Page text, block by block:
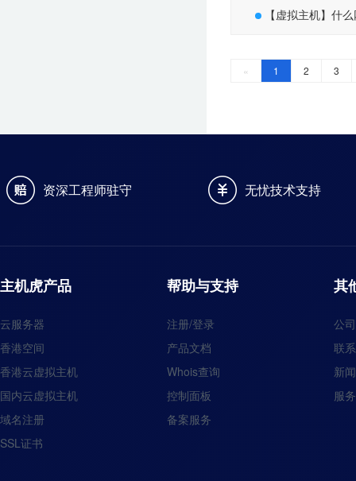
【虚拟主机】什
« 1 2 3
资深工程师驻守 无忧技术支持
主机虎产品
云服务器
香港空间
香港云虚拟主机
国内云虚拟主机
域名注册
SSL证书
帮助与支持
注册/登录
产品文档
Whois查询
控制面板
备案服务
其
公
联
新
服